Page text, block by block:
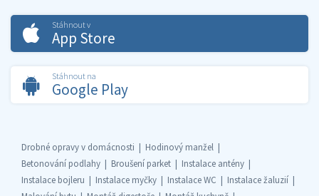
Stáhnout v
App Store
Stáhnout na
Google Play
Drobné opravy v domácnosti
Hodinový manžel
Betonování podlahy
Broušení parket
Instalace antény
Instalace bojleru
Instalace myčky Instalace WC
Instalace žaluzií